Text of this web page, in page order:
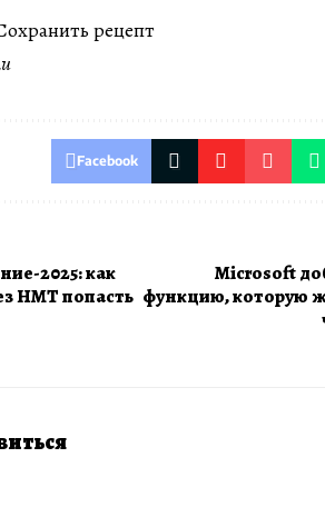
рецепт
Facebook
2025: как
НМТ попасть
Microsoft
функцию, которую